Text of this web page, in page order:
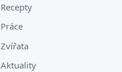
Recepty
Práce
Zvířata
Aktuality